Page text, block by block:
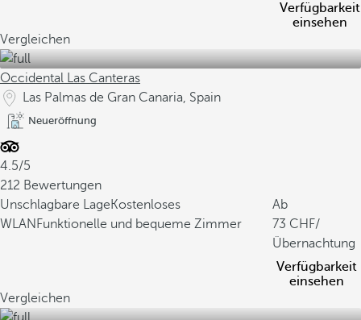
Verfügbarkeit
einsehen
Vergleichen
Occidental Las Canteras
Las Palmas de Gran Canaria, Spain
Neueröffnung
4.5/5
212 Bewertungen
Unschlagbare LageKostenloses
WLAN Funktionelle und bequeme Zimmer
Ab
73
/
Übernachtung
Verfügbarkeit
einsehen
Vergleichen